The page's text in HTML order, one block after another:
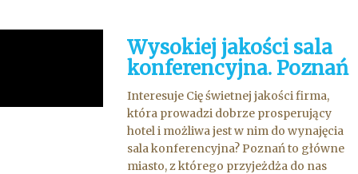
Wysokiej jakości sala
konferencyjna. Poznań
Interesuje Cię świetnej jakości firma,
która prowadzi dobrze prosperujący
hotel i możliwa jest w nim do wynajęcia
sala konferencyjna? Poznań to główne
miasto, z którego przyjeżdża do nas